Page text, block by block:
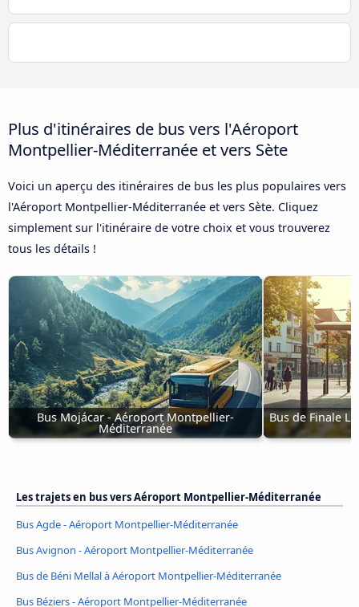
Plus d'itinéraires de bus vers l'Aéroport
Montpellier-Méditerranée et vers Sète
Voici un aperçu des itinéraires de bus les plus populaires vers
l'Aéroport Montpellier-Méditerranée et vers Sète. Cliquez
simplement sur l'itinéraire de votre choix et vous trouverez
tous les détails !
Bus Mojácar - Aéroport Montpellier-
Méditerranée
Bus de Finale
Les trajets en bus vers Aéroport Montpellier-Méditerranée
Bus Agde - Aéroport Montpellier-Méditerranée
Bus Avignon - Aéroport Montpellier-Méditerranée
Bus de Béni Mellal à Aéroport Montpellier-Méditerranée
Bus Béziers - Aéroport Montpellier-Méditerranée